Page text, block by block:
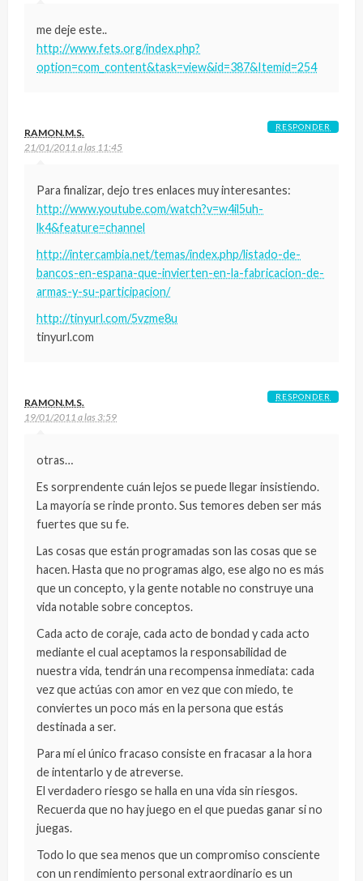
me deje este..
http://www.fets.org/index.php?
option=com_content&task=view&id=387&Itemid=254
RAMON.M.S.
21/01/2011 a las 11:45
Para finalizar, dejo tres enlaces muy interesantes:
http://www.youtube.com/watch?v=w4il5uh-
lk4&feature=channel
http://intercambia.net/temas/index.php/listado-de-
bancos-en-espana-que-invierten-en-la-fabricacion-de-
armas-y-su-participacion/
http://tinyurl.com/5vzme8u
tinyurl.com
RESPONDER
RAMON.M.S.
19/01/2011 a las 3:59
otras…
Es sorprendente cuán lejos se puede llegar insistiendo.
La mayoría se rinde pronto. Sus temores deben ser más
fuertes que su fe.
Las cosas que están programadas son las cosas que se
hacen. Hasta que no programas algo, ese algo no es más
que un concepto, y la gente notable no construye una
vida notable sobre conceptos.
Cada acto de coraje, cada acto de bondad y cada acto
mediante el cual aceptamos la responsabilidad de
nuestra vida, tendrán una recompensa inmediata: cada
vez que actúas con amor en vez que con miedo, te
conviertes un poco más en la persona que estás
destinada a ser.
Para mí el único fracaso consiste en fracasar a la hora
de intentarlo y de atreverse.
El verdadero riesgo se halla en una vida sin riesgos.
Recuerda que no hay juego en el que puedas ganar si no
juegas.
Todo lo que sea menos que un compromiso consciente
con un rendimiento personal extraordinario es un
RESPONDER